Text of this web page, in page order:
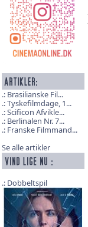
Brasilianske Fil...
Tyskefilmdage, 1...
Scificon Afvikle...
Berlinalen Nr. 7...
Franske Filmmand...
Se alle artikler
Dobbeltspil